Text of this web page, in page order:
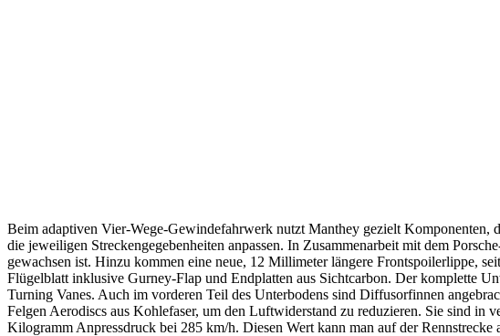
Beim adaptiven Vier-Wege-Gewindefahrwerk nutzt Manthey gezielt Komponenten,
die jeweiligen Streckengegebenheiten anpassen. In Zusammenarbeit mit dem
gewachsen ist. Hinzu kommen eine neue, 12 Millimeter längere Frontspoilerlippe,
Flügelblatt inklusive Gurney-Flap und Endplatten aus Sichtcarbon. Der komplette
Turning Vanes. Auch im vorderen Teil des Unterbodens sind Diffusorfinnen
Felgen Aerodiscs aus Kohlefaser, um den Luftwiderstand zu reduzieren. Sie sind in
Kilogramm Anpressdruck bei 285 km/h. Diesen Wert kann man auf der